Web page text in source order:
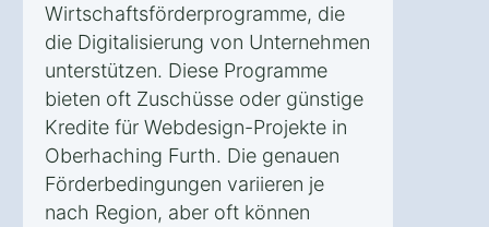
Wirtschaftsförderprogramme, die
die Digitalisierung von Unternehmen
unterstützen. Diese Programme
bieten oft Zuschüsse oder günstige
Kredite für Webdesign-Projekte in
Oberhaching Furth. Die genauen
Förderbedingungen variieren je
nach Region, aber oft können